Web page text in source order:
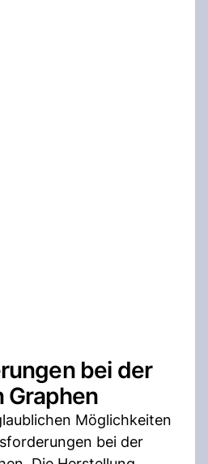
bei der
Graphen
Möglichkeiten
bei der